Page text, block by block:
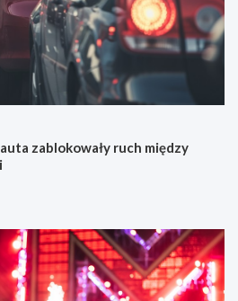
zablokowały ruch między